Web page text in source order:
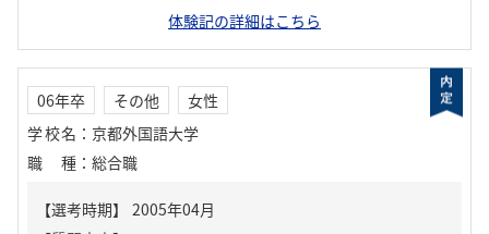
体験記の詳細はこちら
06年卒 その他
女性
学校名 ： 京都外国語大学
職種 ： 総合職